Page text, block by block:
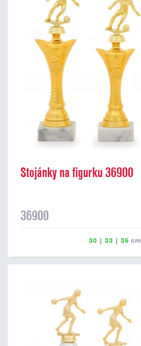
Stojánky na figurku 36900
36900
30 | 33 | 35 cm